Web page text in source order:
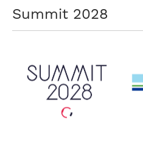
Summit 2028